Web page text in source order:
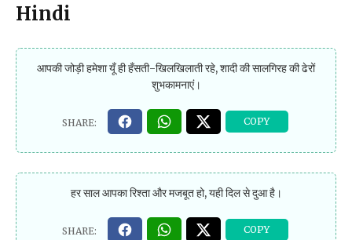
Hindi
आपकी जोड़ी हमेशा यूँ ही हँसती-खिलखिलाती रहे, शादी की सालगिरह की ढेरों
शुभकामनाएं।
हर साल आपका रिश्ता और मजबूत हो, यही दिल से दुआ है।